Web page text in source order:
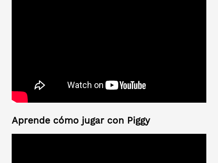
Aprende cómo jugar con Piggy